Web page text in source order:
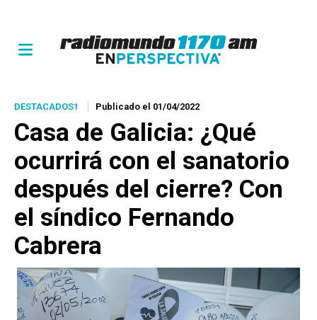
DESTACADOS1 Publicado el 01/04/2022
Casa de Galicia: ¿Qué
ocurrirá con el sanatorio
después del cierre? Con
el síndico Fernando
Cabrera